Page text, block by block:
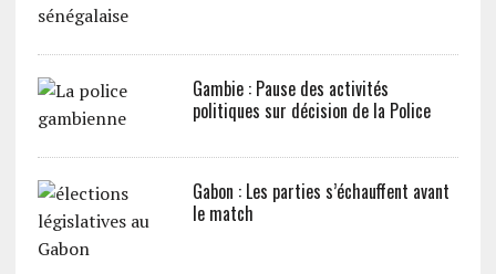
Gambie : Pause des activités
politiques sur décision de la Police
Gabon : Les parties s’échauffent avant
le match